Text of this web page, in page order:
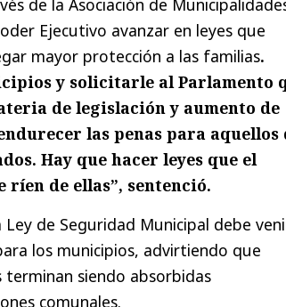
Ejecutivo avanzar en leyes que
mayor protección a las familias.
y solicitarle al Parlamento
de legislación y aumento de
las penas para aquellos
Hay que hacer leyes que el
ríen de ellas”, sentenció.
de Seguridad Municipal debe
los municipios, advirtiendo que
terminan siendo absorbidas
comunales.